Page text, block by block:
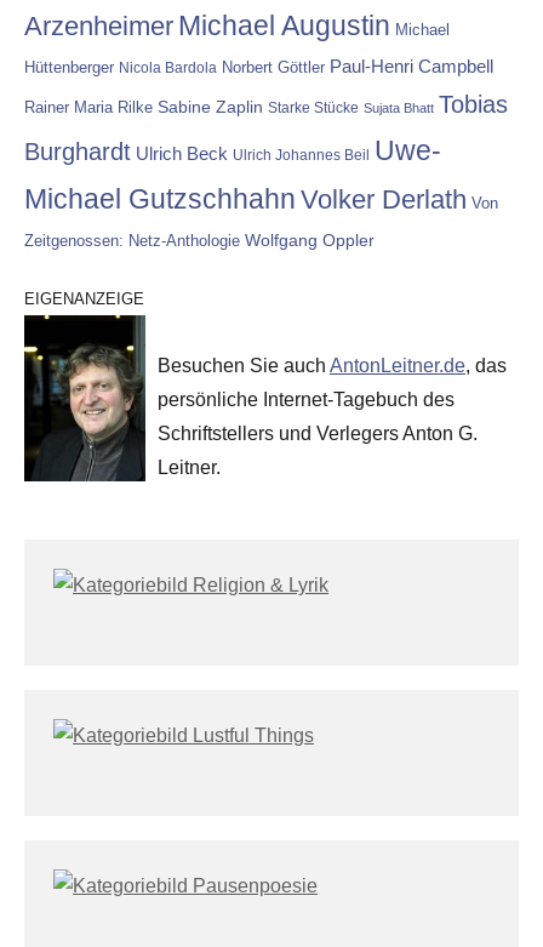
Arzenheimer Michael Augustin Michael
Hüttenberger Nicola Bardola Norbert Göttler Paul-Henri Campbell
Rainer Maria Rilke Sabine Zaplin Starke Stücke Sujata Bhatt Tobias
Burghardt Ulrich Beck Ulrich Johannes Beil
Uwe-
Michael Gutzschhahn Volker Derlath Von
Zeitgenossen: Netz-Anthologie Wolfgang Oppler
EIGENANZEIGE
Besuchen Sie auch AntonLeitner.de, das
persönliche Internet-Tagebuch des
Schriftstellers und Verlegers Anton G.
Leitner.